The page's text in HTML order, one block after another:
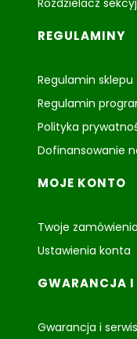
Rozdzielacz
REGULAMINY
Regulamin sklepu
Regulamin
Polityka
Dofinansowanie
MOJE KONTO
Twoje zamówienia
Ustawienia konta
GWARANCJA I
Gwarancja i serwis